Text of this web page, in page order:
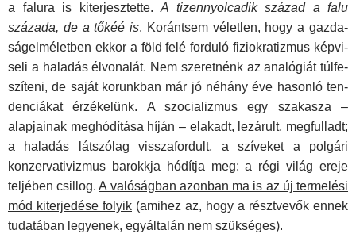
a falura is kiterjesztette. A tizennyolcadik század a falu
százada, de a tőkéé is. Korántsem véletlen, hogy a gazda­
ságelméletben ekkor a föld felé forduló fiziokratizmus képvi­
seli a haladás élvonalát. Nem szeretnénk az analógiát túlfe­
szíteni, de saját korunkban már jó néhány éve hasonló ten­
denciákat érzékelünk. A szocializmus egy szakasza –
alapjai­nak meghódítása híján – elakadt, lezárult, megfulladt;
a hala­dás látszólag visszafordult, a szíveket a polgári
konzervativiz­mus barokkja hódítja meg: a régi világ ereje
teljében csillog.A valóságban azonban ma is az új termelési
mód kiterje­dése folyik (amihez az, hogy a résztvevők ennek
tudatában legyenek, egyáltalán nem szükséges).